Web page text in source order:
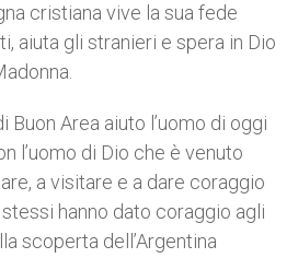
cristiana vive la sua fede
aiuta gli stranieri e spera in Dio
Buon Area aiuto l’uomo di oggi
l’uomo di Dio che è venuto
a visitare e a dare coraggio
hanno dato coraggio agli
scoperta dell’Argentina